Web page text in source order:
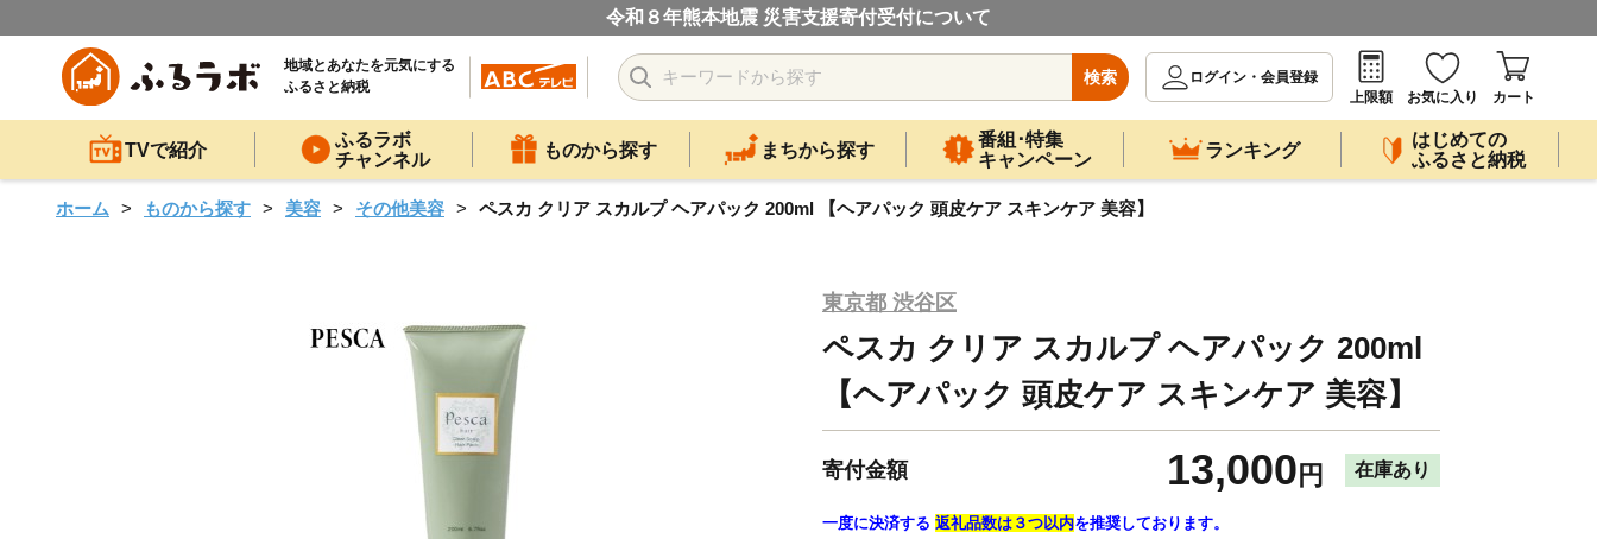
令和８年熊本地震 災害支援寄付受付について
地域とあなたを元気にする
ふるさと納税
検索
ログイン・会員登録
上限額
お気に入り カート
TVで紹介
ふるラボ
チャンネル
ものから探す まちから探す
番組･特集
キャンペーン
ランキング
はじめての
ふるさと納税
ホーム ものから探す 美容 その他美容 ペスカ クリア スカルプ ヘアパック 200ml 【ヘアパック 頭皮ケア スキンケア 美容】
東京都 渋谷区
ペスカ クリア スカルプ ヘアパック 200ml
【ヘアパック 頭皮ケア スキンケア 美容】
寄付金額 13,000 円 在庫あり
一度に決済する 返礼品数は３つ以内を推奨しております。